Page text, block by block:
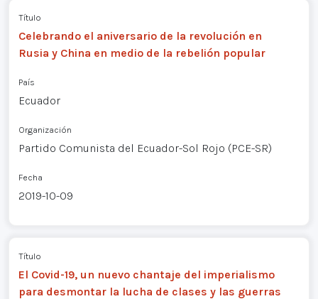
Título
Celebrando el aniversario de la revolución en
Rusia y China en medio de la rebelión popular
País
Ecuador
Organización
Partido Comunista del Ecuador-Sol Rojo (PCE-SR)
Fecha
2019-10-09
Título
El Covid-19, un nuevo chantaje del imperialismo
para desmontar la lucha de clases y las guerras